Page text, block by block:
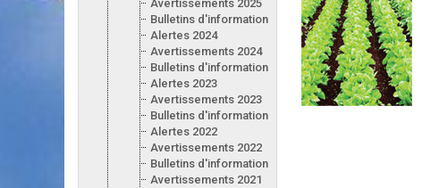
Avertissements 2025
Bulletins d'information 2025
Alertes 2024
Avertissements 2024
Bulletins d'information 2024
Alertes 2023
Avertissements 2023
Bulletins d'information 2023
Alertes 2022
Avertissements 2022
Bulletins d'information 2022
Avertissements 2021